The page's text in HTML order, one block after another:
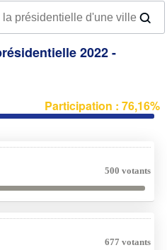
2022 -
Participation : 76,16%
500 votants
677 votants